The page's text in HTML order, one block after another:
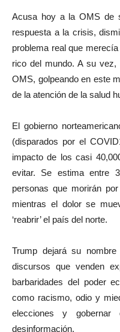
Acusa hoy a la OMS de
respuesta a la crisis,
problema real que
rico del mundo. A su
OMS, golpeando en este
de la atención de la salud
El gobierno
(disparados por el
impacto de los casi
evitar. Se estima entre
personas que morirán
mientras el dolor se
‘reabrir’ el país del norte.
Trump dejará su
discursos que venden
barbaridades del poder
como racismo, odio y
elecciones y
desinformación.